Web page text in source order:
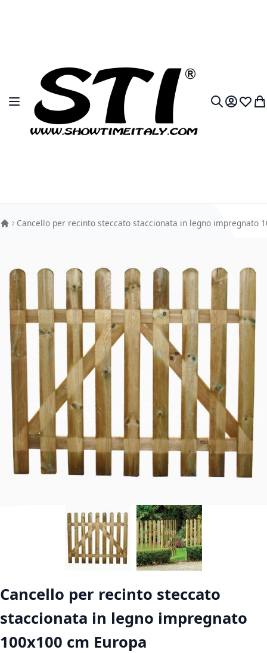
Toggle Nav MyLista
Cancello per recinto steccato staccionata in legno impregnato
Vai all'inizio della galleria di immagini
Cancello per recinto steccato
staccionata in legno impregnato
100x100 cm Europa